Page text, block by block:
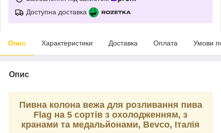
Доступна доставка
Опис Характеристики Доставка Оплата Умови
Опис
Пивна колона вежа для розливання пива
Flag на 5 сортів з охолодженням, з
кранами та медальйонами, Bevco, Італія